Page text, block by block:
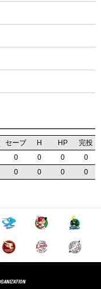
セーブ H HP 完投
0 0 0
0
0 0 0 0
セーブ H HP 完投
0 0 0
0
0 0 0 0
セーブ H HP 完投
0 0 0
0
0 0 0 0
セーブ H HP 完投
0 0 0
0
0 0 0 0